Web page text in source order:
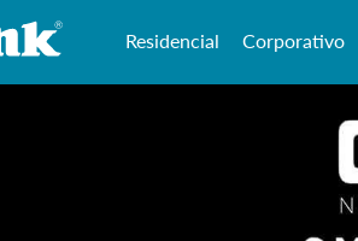
Residencial Corporativo